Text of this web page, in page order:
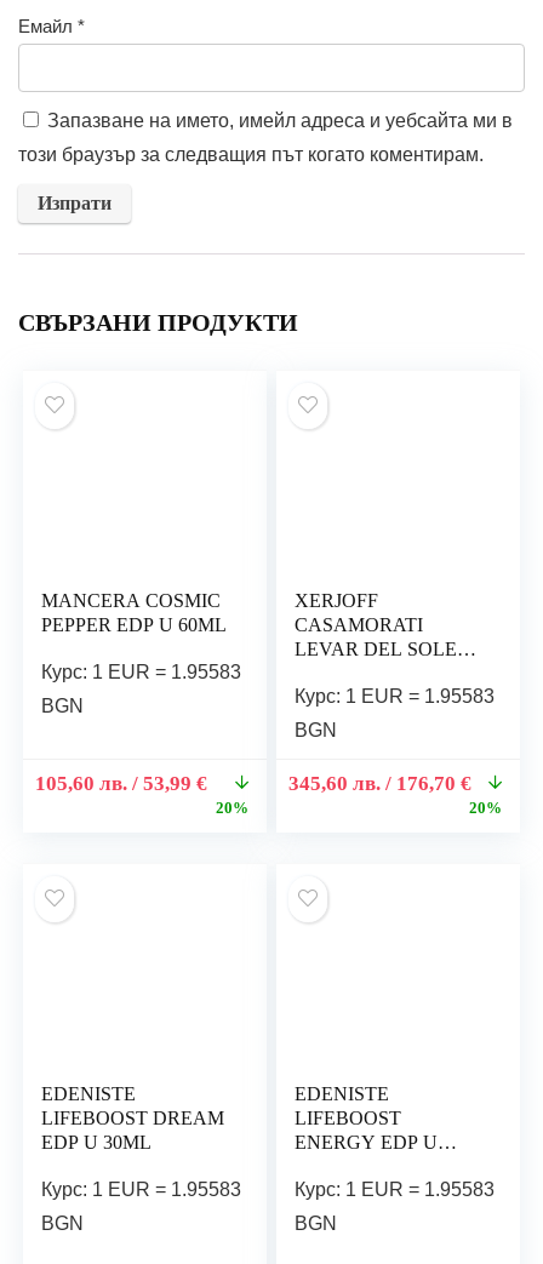
Емайл *
Запазване на името, имейл адреса и уебсайта ми в
този браузър за следващия път когато коментирам.
СВЪРЗАНИ ПРОДУКТИ
MANCERA COSMIC
PEPPER EDP U 60ML
Курс: 1 EUR = 1.95583
BGN
105,60лв. / 53,99 €
20%
XERJOFF
CASAMORATI
LEVAR DEL SOLE
Курс: 1 EUR = 1.95583
BGN
345,60лв. / 176,70 €
20%
EDENISTE
LIFEBOOST DREAM
EDP U 30ML
Курс: 1 EUR = 1.95583
BGN
EDENISTE
LIFEBOOST
ENERGY EDP U
Курс: 1 EUR = 1.95583
BGN